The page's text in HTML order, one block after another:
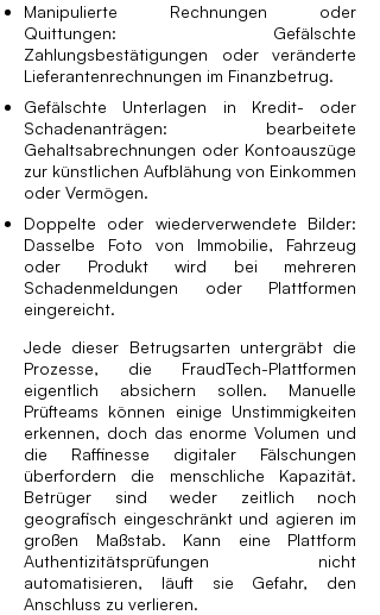
Manipulierte Rechnungen oder
Quittungen: Gefälschte
Zahlungsbestätigungen oder veränderte
Lieferantenrechnungen im Finanzbetrug.
Gefälschte Unterlagen in Kredit- oder
Schadenanträgen: bearbeitete
Gehaltsabrechnungen oder Kontoauszüge
zur künstlichen Aufblähung von Einkommen
oder Vermögen.
Doppelte oder wiederverwendete Bilder:
Dasselbe Foto von Immobilie, Fahrzeug
oder Produkt wird bei mehreren
Schadenmeldungen oder Plattformen
eingereicht.
Jede dieser Betrugsarten untergräbt die
Prozesse, die FraudTech-Plattformen
eigentlich absichern sollen. Manuelle
Prüfteams können einige Unstimmigkeiten
erkennen, doch das enorme Volumen und
die Raffinesse digitaler Fälschungen
überfordern die menschliche Kapazität.
Betrüger sind weder zeitlich noch
geografisch eingeschränkt und agieren im
großen Maßstab. Kann eine Plattform
Authentizitätsprüfungen nicht
automatisieren, läuft sie Gefahr, den
Anschluss zu verlieren.